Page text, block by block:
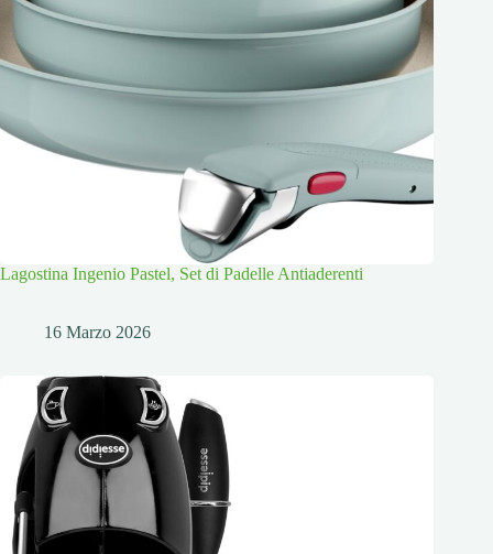
Lagostina Ingenio Pastel, Set di Padelle Antiaderenti
16 Marzo 2026